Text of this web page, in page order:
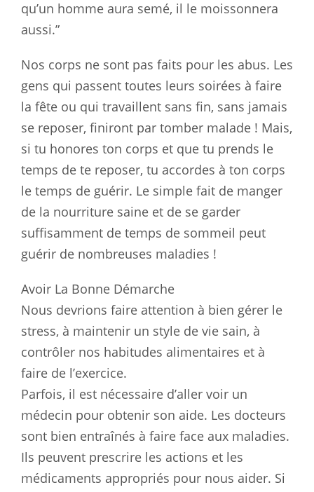
qu’un homme aura semé, il le moissonnera
aussi.”
Nos corps ne sont pas faits pour les abus. Les
gens qui passent toutes leurs soirées à faire
la fête ou qui travaillent sans fin, sans jamais
se reposer, finiront par tomber malade ! Mais,
si tu honores ton corps et que tu prends le
temps de te reposer, tu accordes à ton corps
le temps de guérir. Le simple fait de manger
de la nourriture saine et de se garder
suffisamment de temps de sommeil peut
guérir de nombreuses maladies !
Avoir La Bonne Démarche
Nous devrions faire attention à bien gérer le
stress, à maintenir un style de vie sain, à
contrôler nos habitudes alimentaires et à
faire de l’exercice.
Parfois, il est nécessaire d’aller voir un
médecin pour obtenir son aide. Les docteurs
sont bien entraînés à faire face aux maladies.
Ils peuvent prescrire les actions et les
médicaments appropriés pour nous aider. Si